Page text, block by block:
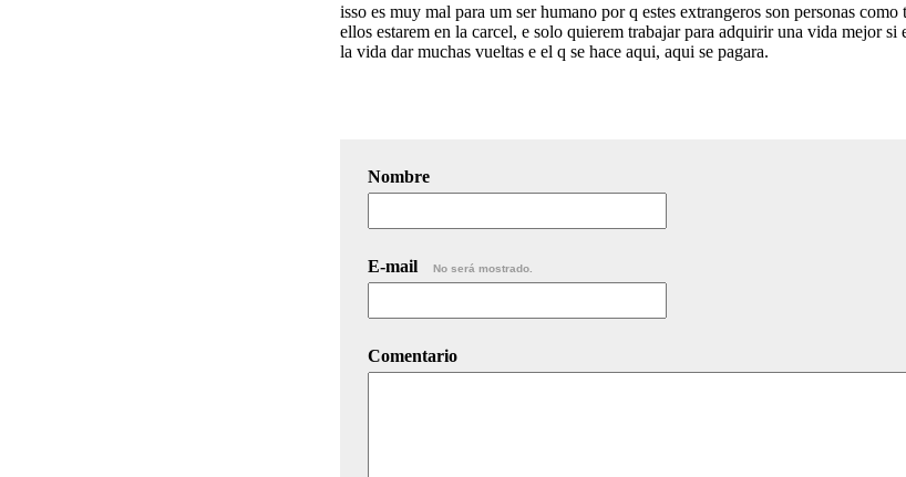
isso es muy mal para um ser humano por q estes extrangeros son personas
ellos estarem en la carcel, e solo quierem trabajar para adquirir una vida mejor
la vida dar muchas vueltas e el q se hace aqui, aqui se pagara.
Nombre
E-mail No será mostrado.
Comentario